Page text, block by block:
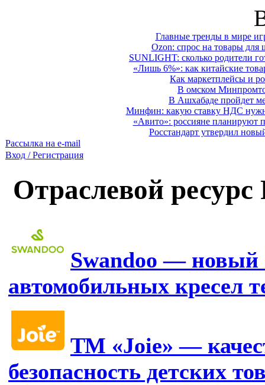
Главные тренды в мире
Ozon: спрос на товары для
SUNLIGHT: сколько родители
«Лишь 6%»: как китайские
Как маркетплейсы и
В омском
В Ашхабаде пройдет
Минфин: какую ставку НДС
«Авито»: россияне планируют
Росстандарт утвердил
Рассылка на e-mail
Вход / Регистрация
Отраслевой
Swandoo — новый
автомобильных кресел
ТМ «Joie» —
безопасность детских